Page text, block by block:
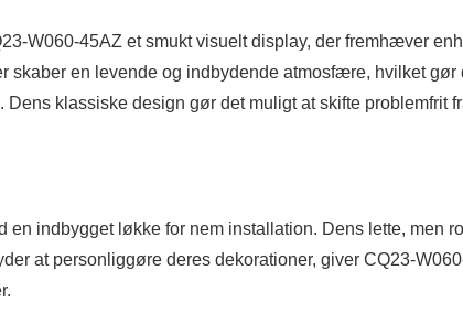
W060-45AZ et smukt visuelt display, der fremhæver
skaber en levende og indbydende atmosfære, hvilket gør
klassiske design gør det muligt at skifte problemfrit
en indbygget løkke for nem installation. Dens lette, men
at personliggøre deres dekorationer, giver CQ23-